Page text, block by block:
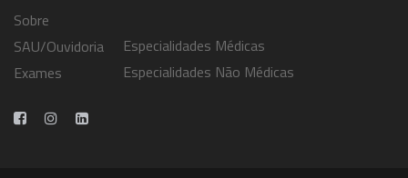
Sobre
SAU/Ouvidoria
Exames
Especialidades Médicas
Especialidades Não Médicas